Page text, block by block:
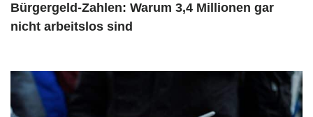
Bürgergeld-Zahlen: Warum 3,4 Millionen gar
nicht arbeitslos sind